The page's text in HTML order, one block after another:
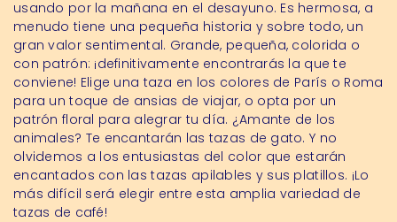
usando por la mañana en el desayuno. Es hermosa, a
menudo tiene una pequeña historia y sobre todo, un
gran valor sentimental. Grande, pequeña, colorida o
con patrón: ¡definitivamente encontrarás la que te
conviene! Elige una taza en los colores de París o Roma
para un toque de ansias de viajar, o opta por un
patrón floral para alegrar tu día. ¿Amante de los
animales? Te encantarán las tazas de gato. Y no
olvidemos a los entusiastas del color que estarán
encantados con las tazas apilables y sus platillos. ¡Lo
más difícil será elegir entre esta amplia variedad de
tazas de café!